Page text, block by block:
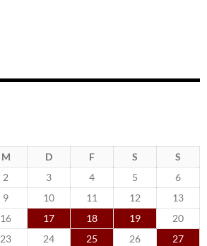
M D F S
S
2 3 4 5
6
9 10 11 12
13
16 17 18 19
20
23 24 25 26
27